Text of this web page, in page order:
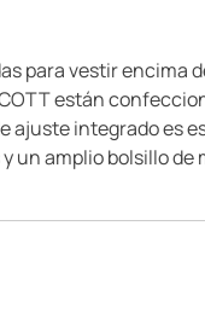
para vestir
están
ajuste integrado es
un amplio bolsillo de